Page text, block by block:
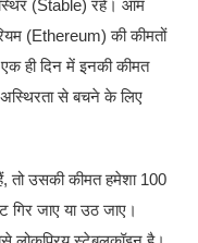
स्थिर (Stable) रहे। आम
(Ethereum) की कीमतों
ही दिन में इनकी कीमत
से बचने के लिए
उसकी कीमत हमेशा 100
गिर जाए या उठ जाए।